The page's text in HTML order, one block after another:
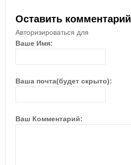
Оставить комментарий
Авторизироваться для
Ваше Имя:
Ваша почта(будет скрыто):
Ваш Комментарий: